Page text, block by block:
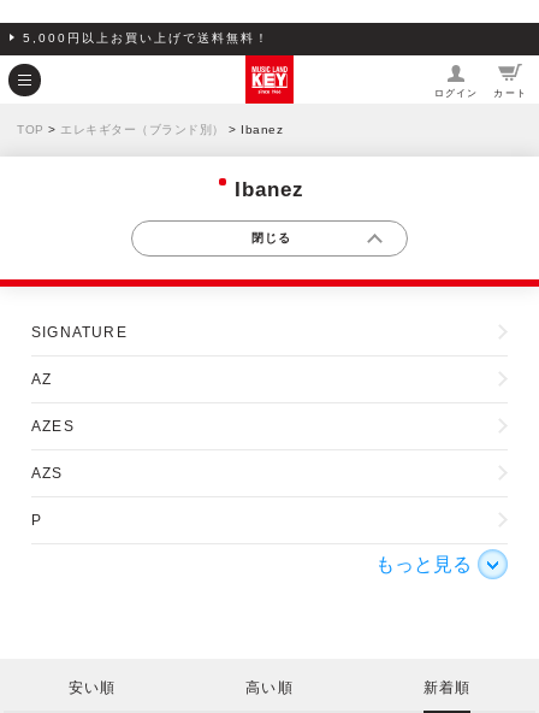
5,000円以上お買い上げで送料無料！
ログイン カート
TOP > エレキギター（ブランド別） > Ibanez
Ibanez
SIGNATURE
AZ
AZES
AZS
P
もっと見る
安い順 高い順 新着順